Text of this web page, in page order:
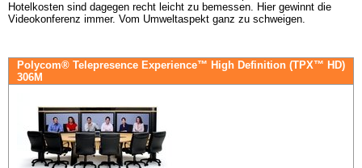
Hotelkosten sind dagegen recht leicht zu bemessen. Hier gewinnt die
Videokonferenz immer. Vom Umweltaspekt ganz zu schweigen.
Polycom® Telepresence Experience™ High Definition (TPX™ HD)
306M